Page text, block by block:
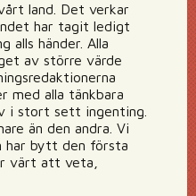
land. Det verkar
har tagit ledigt
alls händer. Alla
av större värde
med alla tänkbara
i stort sett ingenting.
än den andra. Vi
har bytt den första
värt att veta,